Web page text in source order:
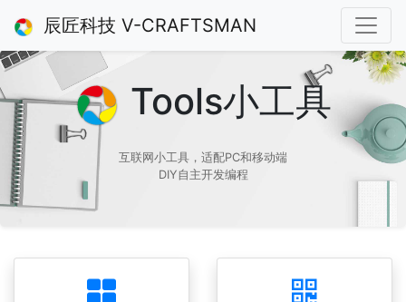
辰匠科技 V-CRAFTSMAN
Tools小工具
互联网小工具，适配PC和移动端
DIY自主开发编程